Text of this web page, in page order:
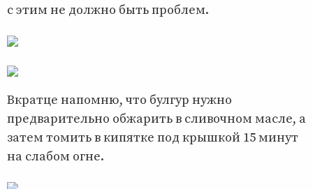
с этим не должно быть проблем.
Вкратце напомню, что булгур нужно
предварительно обжарить в сливочном масле, а
затем томить в кипятке под крышкой 15 минут
на слабом огне.